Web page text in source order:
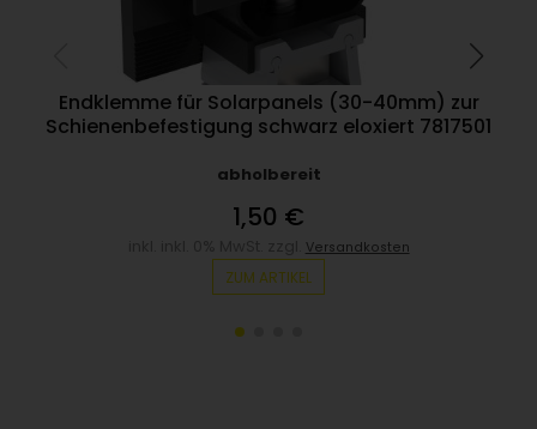
Endklemme für Solarpanels (30-40mm) zur
Schienenbefestigung schwarz eloxiert 7817501
abholbereit
1,50 €
Versandkosten
ZUM ARTIKEL